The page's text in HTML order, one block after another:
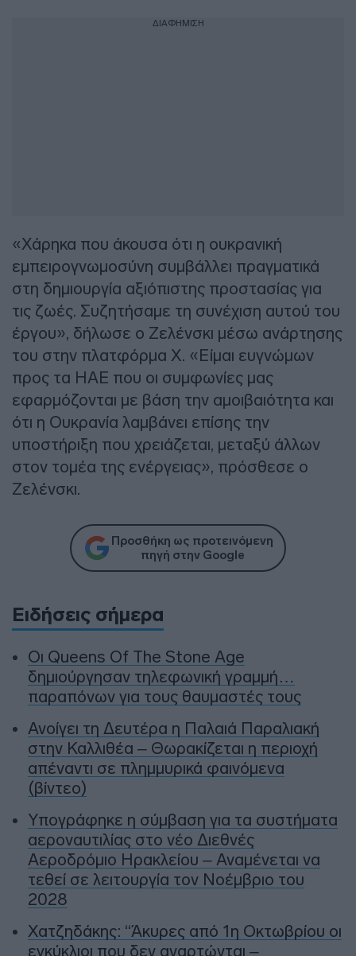
ΔΙΑΦΗΜΙΣΗ
«Χάρηκα που άκουσα ότι η ουκρανική
εμπειρογνωμοσύνη συμβάλλει πραγματικά
στη δημιουργία αξιόπιστης προστασίας για
τις ζωές. Συζητήσαμε τη συνέχιση αυτού του
έργου», δήλωσε ο Ζελένσκι μέσω ανάρτησης
του στην πλατφόρμα X. «Είμαι ευγνώμων
προς τα ΗΑΕ που οι συμφωνίες μας
εφαρμόζονται με βάση την αμοιβαιότητα και
ότι η Ουκρανία λαμβάνει επίσης την
υποστήριξη που χρειάζεται, μεταξύ άλλων
στον τομέα της ενέργειας», πρόσθεσε ο
Ζελένσκι.
Προσθήκη ως προτεινόμενη
πηγή στην Google
Ειδήσεις σήμερα
Οι Queens Of The Stone Age
δημιούργησαν τηλεφωνική γραμμή…
παραπόνων για τους θαυμαστές τους
Ανοίγει τη Δευτέρα η Παλαιά Παραλιακή
στην Καλλιθέα – Θωρακίζεται η περιοχή
απέναντι σε πλημμυρικά φαινόμενα
(βίντεο)
Υπογράφηκε η σύμβαση για τα συστήματα
αεροναυτιλίας στο νέο Διεθνές
Αεροδρόμιο Ηρακλείου – Αναμένεται να
τεθεί σε λειτουργία τον Νοέμβριο του
2028
Χατζηδάκης: “Άκυρες από 1η Οκτωβρίου οι
εγκύκλιοι που δεν αναρτώνται –